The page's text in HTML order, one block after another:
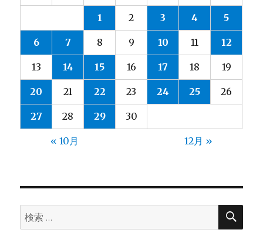
1 2 3 4 5
6 7 8 9 10 11 12
13 14 15 16 17 18 19
20 21 22 23 24 25 26
27 28 29 30
« 10月 12月 »
検
索:
検